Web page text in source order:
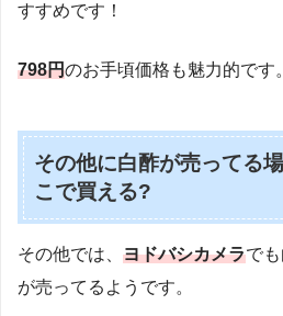
すすめです！
798円のお手頃価格も魅力的です。
その他に白酢が売ってる
こで買える?
その他では、 ヨドバシカメラで
が売ってるようです。